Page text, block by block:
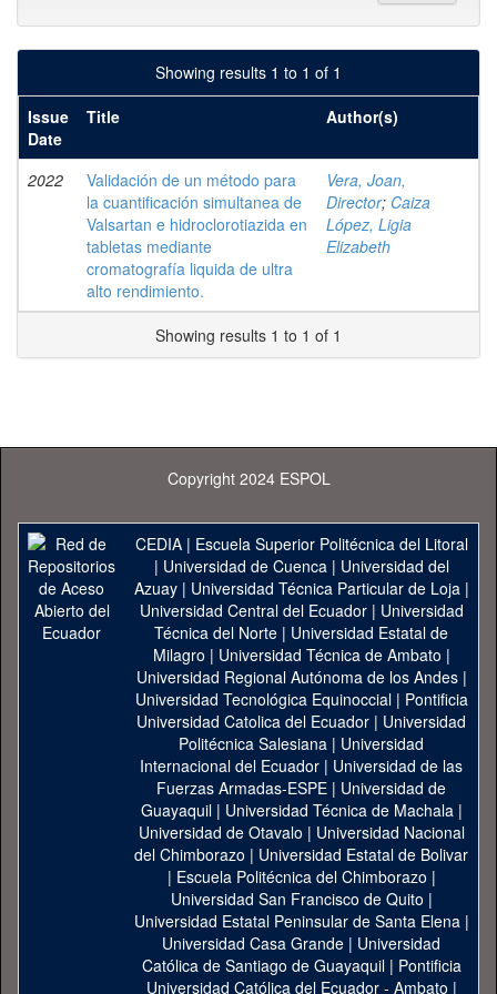
Showing results 1 to 1 of 1
Issue
Date
Title Author(s)
2022
Validación de un método para
la cuantificación simultanea de
Valsartan e hidroclorotiazida en
tabletas mediante
cromatografía liquida de ultra
alto rendimiento.
Vera, Joan,
Director; Caiza
López, Ligia
Elizabeth
Showing results 1 to 1 of 1
Copyright 2024 ESPOL
CEDIA| Escuela Superior Politécnica del Litoral
| Universidad de Cuenca| Universidad del
Azuay| Universidad Técnica Particular de Loja|
Universidad Central del Ecuador| Universidad
Técnica del Norte | Universidad Estatal de
Milagro | Universidad Técnica de Ambato |
Universidad Regional Autónoma de los Andes|
Universidad Tecnológica Equinoccial| Pontificia
Universidad Catolica del Ecuador | Universidad
Politécnica Salesiana | Universidad
Internacional del Ecuador | Universidad de las
Fuerzas Armadas-ESPE | Universidad de
Guayaquil| Universidad Técnica de Machala|
Universidad de Otavalo | Universidad Nacional
del Chimborazo | Universidad Estatal de Bolivar
| Escuela Politécnica del Chimborazo |
Universidad San Francisco de Quito |
Universidad Estatal Peninsular de Santa Elena|
Universidad Casa Grande | Universidad
Católica de Santiago de Guayaquil| Pontificia
Universidad Católica del Ecuador - Ambato |